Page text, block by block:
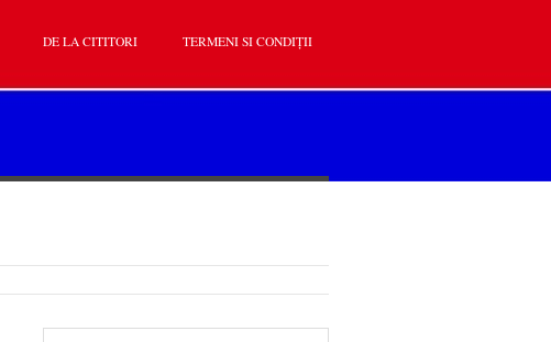
DE LA CITITORI TERMENI SI CONDIȚII